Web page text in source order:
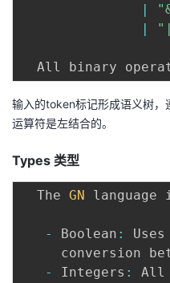
|
|
All binary
输入的token标记形成语义树，
运算符是左结合的。
Types 类型
  The
GN language
- Boolean :
conversion
-
Integers : All